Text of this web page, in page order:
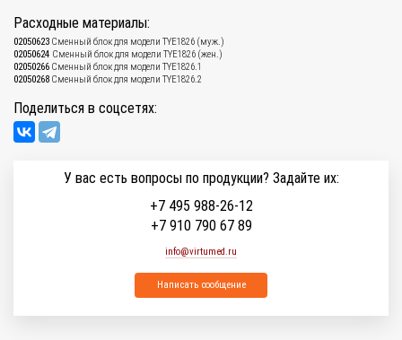
Расходные материалы:
02050623 Сменный блок для модели TYE1826 (муж.)
02050624 Сменный блок для модели TYE1826 (жен.)
02050266 Сменный блок для модели TYE1826.1
02050268 Сменный блок для модели TYE1826.2
Поделиться в соцсетях:
У вас есть вопросы по продукции? Задайте их:
+7 495 988-26-12
+7 910 790 67 89
info@virtumed.ru
Написать сообщение